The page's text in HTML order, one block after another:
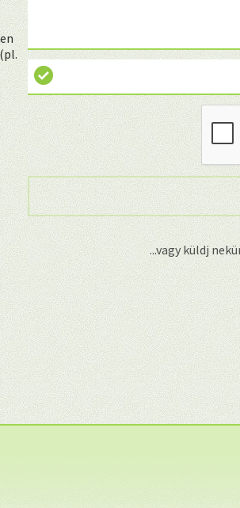
...vagy küldj